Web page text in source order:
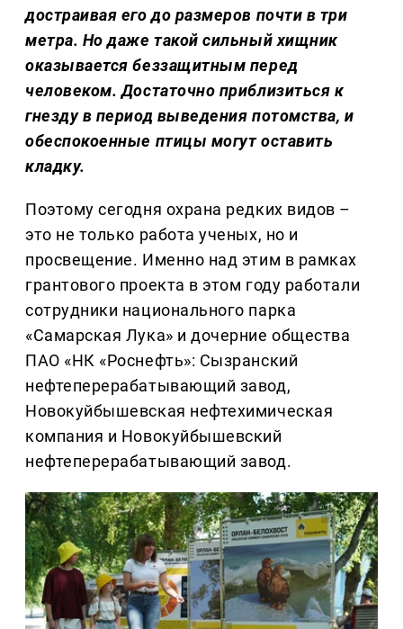
достраивая его до размеров почти в три
метра. Но даже такой сильный хищник
оказывается беззащитным перед
человеком. Достаточно приблизиться к
гнезду в период выведения потомства, и
обеспокоенные птицы могут оставить
кладку.
Поэтому сегодня охрана редких видов –
это не только работа ученых, но и
просвещение. Именно над этим в рамках
грантового проекта в этом году работали
сотрудники национального парка
«Самарская Лука» и дочерние общества
ПАО «НК «Роснефть»: Сызранский
нефтеперерабатывающий завод,
Новокуйбышевская нефтехимическая
компания и Новокуйбышевский
нефтеперерабатывающий завод.